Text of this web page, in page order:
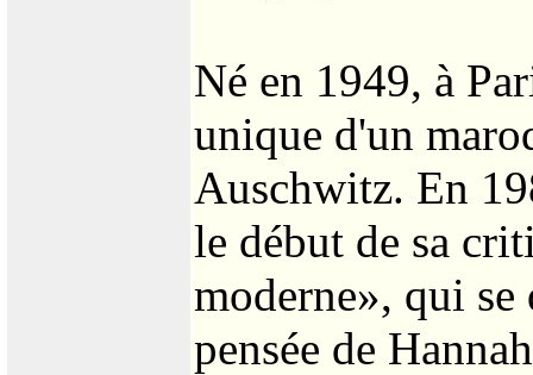
Né en 1949, à
unique d'un
Auschwitz. En
le début de sa
moderne», qui
pensée de